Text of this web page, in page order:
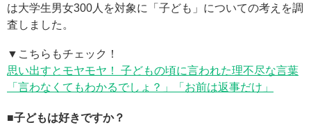
は大学生男女300人を対象に「子ども」についての考えを調
査しました。
▼こちらもチェック！
思い出すとモヤモヤ！ 子どもの頃に言われた理不尽な言葉
「言わなくてもわかるでしょ？」「お前は返事だけ」
■子どもは好きですか？